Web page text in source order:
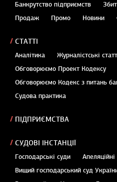
Банкрутство підприємств
Продаж
Промо Новини
СТАТТІ
Аналітика Журналістські
Обговорюємо Проект Кодексу
Обговорюємо Кодекс з питань
Судова практика
ПІДПРИЄМСТВА
СУДОВІ ІНСТАНЦІЇ
Господарські суди
Вищий господарський суд